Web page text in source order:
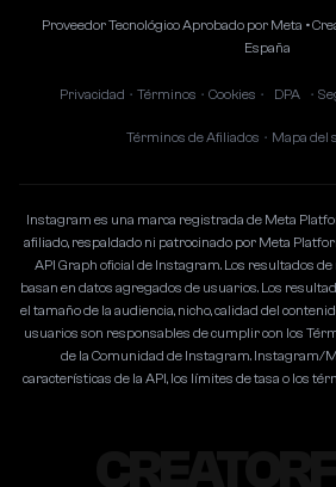
Proveedor Tecnológico Aprobado por Meta •
España
Privacidad • Términos • Cookies • DPA •
Términos de Afiliados • Mapa del
Instagram es una marca registrada de Meta
afiliado, respaldado ni patrocinado por Meta
API Graph oficial de Instagram. Los resultados
basan en datos agregados de usuarios. Los
el tamaño de la audiencia, nicho, calidad del
usuarios son responsables de cumplir con los
de la Comunidad de Instagram. Instagram/
características de la API, los límites de tasa o los